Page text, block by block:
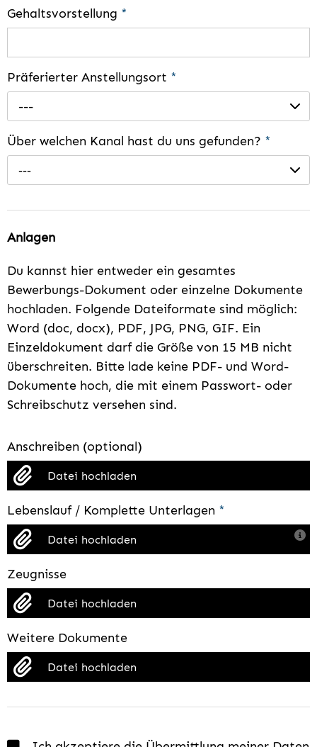
Gehaltsvorstellung *
Präferierter Anstellungsort *
---
Über welchen Kanal hast du uns gefunden? *
---
Anlagen
Du kannst hier entweder ein gesamtes
Bewerbungs-Dokument oder einzelne Dokumente
hochladen. Folgende Dateiformate sind möglich:
Word (doc, docx), PDF, JPG, PNG, GIF. Ein
Einzeldokument darf die Größe von 15 MB nicht
überschreiten. Bitte lade keine PDF- und Word-
Dokumente hoch, die mit einem Passwort- oder
Schreibschutz versehen sind.
Anschreiben (optional)
Datei hochladen
Lebenslauf / Komplette Unterlagen *
Datei hochladen
Zeugnisse
Datei hochladen
Weitere Dokumente
Datei hochladen